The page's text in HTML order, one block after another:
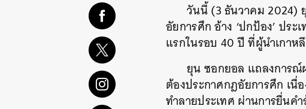
วันนี้ (3 ธันวาคม 2024)
อัยการศึก อ้าง ‘ปกป้อง’ ปร
แรกในรอบ 40 ปี ที่ผู้นำเกาห
ยุน ซอกยอล แถลงการณ์
ต้องประกาศกฎอัยการศึก เนื่
ทำลายประเทศ ผ่านการยื่น